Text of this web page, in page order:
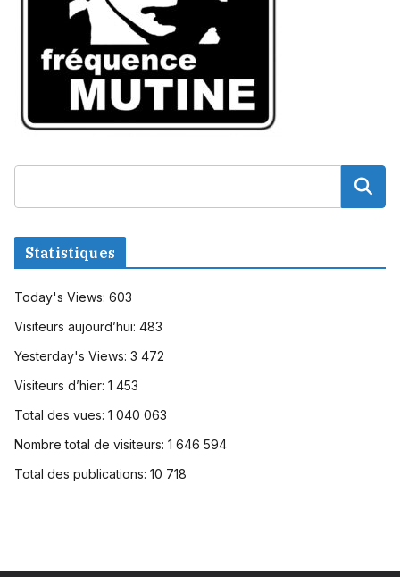
Statistiques
Today's Views: 603
Visiteurs aujourd’hui: 483
Yesterday's Views: 3 472
Visiteurs d’hier: 1 453
Total des vues: 1 040 063
Nombre total de visiteurs: 1 646 594
Total des publications: 10 718